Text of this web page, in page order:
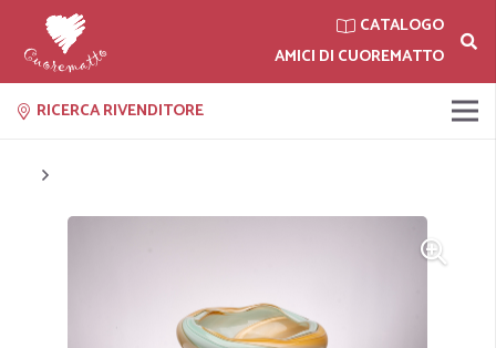
CATALOGO
AMICI DI CUOREMATTO
RICERCA RIVENDITORE